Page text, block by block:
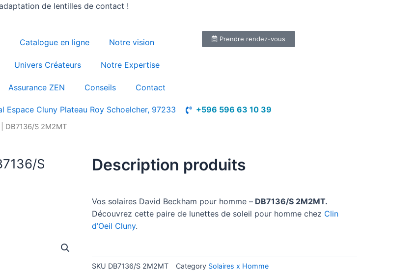
de lentilles de contact !
Catalogue en ligne Notre vision
Univers Créateurs Notre Expertise
Assurance ZEN Conseils Contact
Prendre rendez-vous
Espace Cluny Plateau Roy Schoelcher, 97233 +596 596 63 10 39
DB7136/S 2M2MT
S
Description produits
Vos solaires David Beckham pour homme – DB7136/S 2M2MT.
Découvrez cette paire de lunettes de soleil pour homme chez Clin
d’Oeil Cluny.
SKU DB7136/S 2M2MT Category Solaires x Homme